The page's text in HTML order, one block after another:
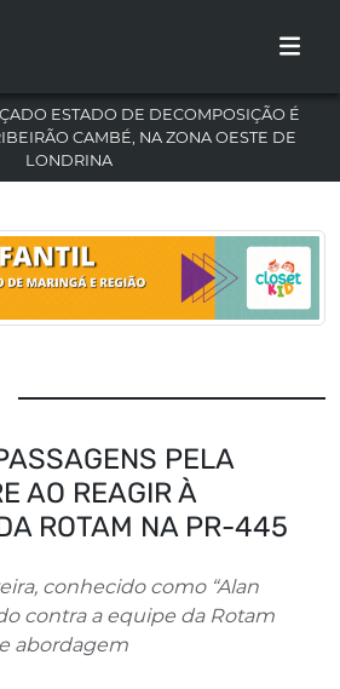
ESTADO DE DECOMPOSIÇÃO É
CAMBÉ, NA ZONA OESTE DE
LONDRINA
PELA
AO REAGIR À
ROTAM NA PR-445
conhecido como “Alan
contra a equipe da Rotam
abordagem